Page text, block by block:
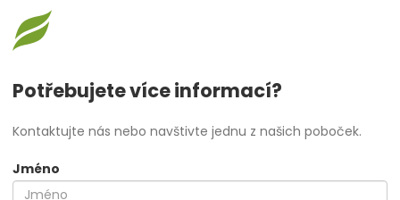
Potřebujete více informací?
Kontaktujte nás nebo navštivte jednu z našich poboček.
Jméno